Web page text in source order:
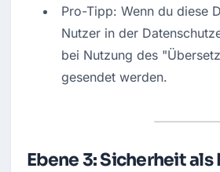
Pro-Tipp: Wenn du diese
Nutzer in der
bei Nutzung des
gesendet werden.
Ebene 3: Sicherheit